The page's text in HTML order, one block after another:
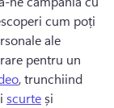
cum poți
ale
pentru un
, trunchiind
scurte și